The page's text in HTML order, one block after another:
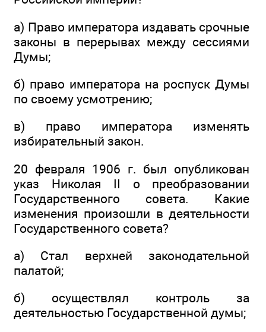
а) Право императора издавать срочные
законы в перерывах между сессиями
Думы;
б) право императора на роспуск Думы
по своему усмотрению;
в) право императора изменять
избирательный закон.
20 февраля 1906 г. был опубликован
указ Николая II о преобразовании
Государственного совета. Какие
изменения произошли в деятельности
Государственного совета?
а) Стал верхней законодательной
палатой;
б) осуществлял контроль за
деятельностью Государственной думы;